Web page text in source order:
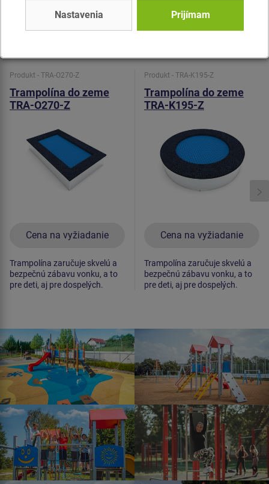
slúži na tlmenie potenciálnych pádov.
Produkt - TRA-O270-Z
Trampolína do zeme
TRA-O270-Z
Cena na vyžiadanie
Trampolína zaručuje skvelú a
bezpečnú zábavu vonku, a to
pre deti, aj pre dospelých.
Produkt - TRA-K195-Z
Trampolína do zeme
TRA-K195-Z
Cena na vyžiadanie
Trampolína zaručuje skvelú a
bezpečnú zábavu vonku, a to
pre deti, aj pre dospelých.
Nastavenia Prijímam